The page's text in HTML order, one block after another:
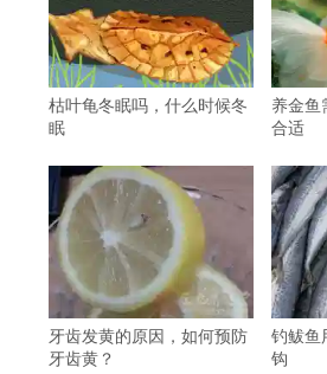
枯叶龟冬眠吗，什么时候冬
眠
养金鱼
合适
牙齿发黄的原因，如何预防
牙齿黄？
钓鲅鱼
钩